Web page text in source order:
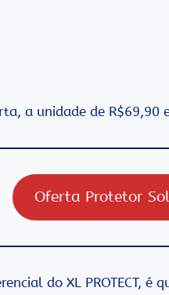
a unidade de R$69,90
Oferta Protetor
do XL PROTECT,